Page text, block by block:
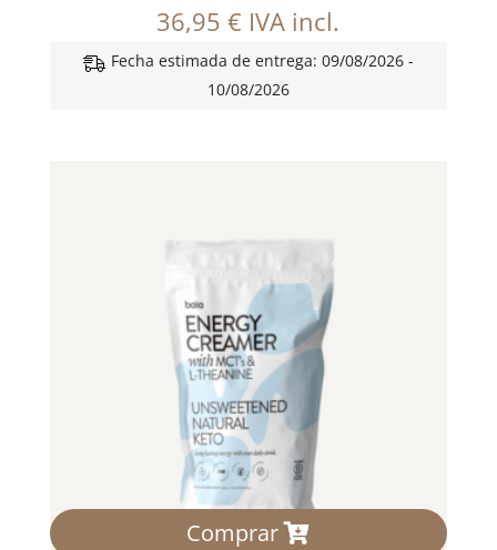
36,95€ IVA incl.
Fecha estimada de entrega: 09/08/2026 -
10/08/2026
Comprar